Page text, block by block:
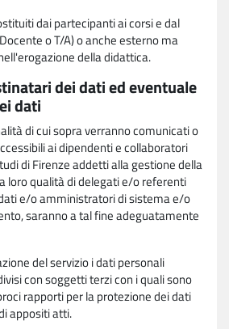
dai partecipanti ai corsi e dal
o T/A) o anche esterno ma
della didattica.
dei dati ed eventuale
dati
di cui sopra verranno comunicati o
ai dipendenti e collaboratori
di Firenze addetti alla gestione della
loro qualità di delegati e/o referenti
e/o amministratori di sistema e/o
saranno a tal fine adeguatamente
del servizio i dati personali
con soggetti terzi con i quali sono
rapporti per la protezione dei dati
appositi atti.